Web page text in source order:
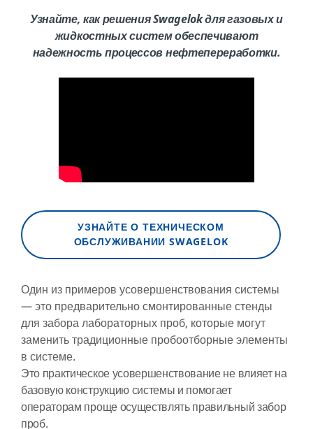
Узнайте, как решения Swagelok для газовых и
жидкостных систем обеспечивают
надежность процессов нефтепереработки.
УЗНАЙТЕ О ТЕХНИЧЕСКОМ
ОБСЛУЖИВАНИИ SWAGELOK
Один из примеров усовершенствования системы
— это предварительно смонтированные стенды
для забора лабораторных проб, которые могут
заменить традиционные пробоотборные элементы
в системе.
Это практическое усовершенствование не влияет на
базовую конструкцию системы и помогает
операторам проще осуществлять правильный забор
проб.